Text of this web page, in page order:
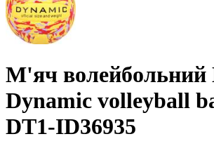
М'яч волейбольний
Dynamic volleyball
DT1-ID36935